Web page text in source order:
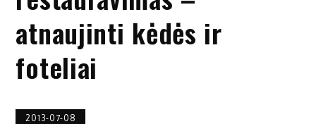
atnaujinti kėdės ir
foteliai
2013-07-08